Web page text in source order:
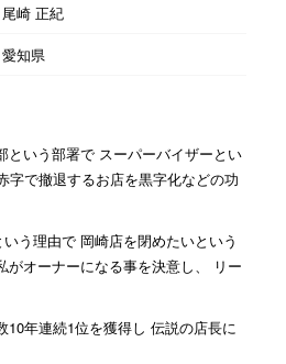
尾崎 正紀
愛知県
という部署で スーパーバイザーとい
字で撤退するお店を黒字化などの功
う理由で 岡崎店を閉めたいという
がオーナーになる事を決意し、 リー
10年連続1位を獲得し 伝説の店長に